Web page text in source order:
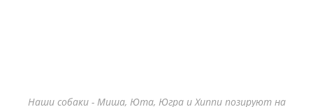
Наши собаки - Миша, Юта, Югра и Хиппи позируют на